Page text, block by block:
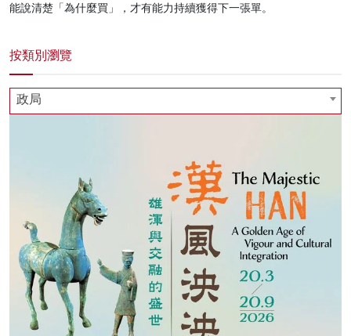
能說清楚「為什麼買」，才有能力持續獲得下一張單。
按類別瀏覽
政局